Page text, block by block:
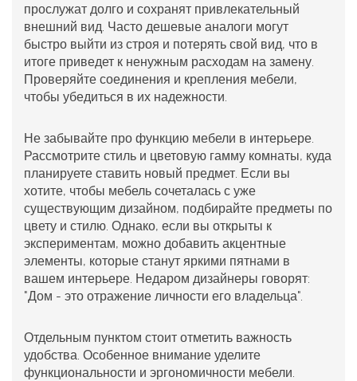
прослужат долго и сохранят привлекательный
внешний вид. Часто дешевые аналоги могут
быстро выйти из строя и потерять свой вид, что в
итоге приведет к ненужным расходам на замену.
Проверяйте соединения и крепления мебели,
чтобы убедиться в их надежности.
Не забывайте про функцию мебели в интерьере.
Рассмотрите стиль и цветовую гамму комнаты, куда
планируете ставить новый предмет. Если вы
хотите, чтобы мебель сочеталась с уже
существующим дизайном, подбирайте предметы по
цвету и стилю. Однако, если вы открыты к
экспериментам, можно добавить акцентные
элементы, которые станут яркими пятнами в
вашем интерьере. Недаром дизайнеры говорят:
"Дом - это отражение личности его владельца".
Отдельным пунктом стоит отметить важность
удобства. Особенное внимание уделите
функциональности и эргономичности мебели.